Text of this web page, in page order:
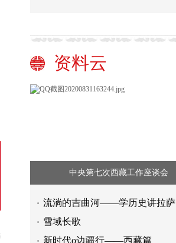
资料云
中央第七次西藏工作座谈会
流淌的吉曲河——学历史讲拉萨
雪域长歌
新时代o边疆行——西藏篇